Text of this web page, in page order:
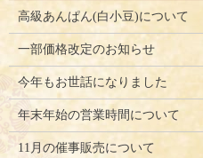
高級あんぱん(白小豆)について
一部価格改定のお知らせ
今年もお世話になりました
年末年始の営業時間について
11月の催事販売について